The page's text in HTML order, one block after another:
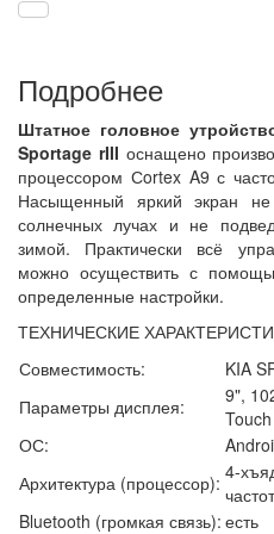
Подробнее
Штатное головное
Sportage rIII оснащено
процессором Сortex A9 с
Насыщенный яркий экран
солнечных лучах и не
зимой. Практически всё
можно осуществить с
определенные настройки.
ТЕХНИЧЕСКИЕ
Совместимость:
KIA
Параметры дисплея:
9",
Touch
ОС:
Архитектура (процессор): 4-
Bluetooth (громкая связь): есть